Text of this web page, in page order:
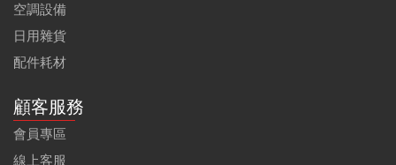
空調設備
日用雜貨
配件耗材
顧客服務
會員專區
線上客服